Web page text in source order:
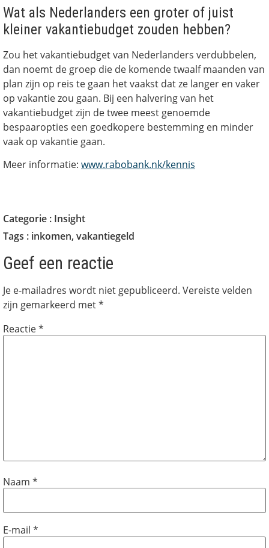
Wat als Nederlanders een groter of juist
kleiner vakantiebudget zouden hebben?
Zou het vakantiebudget van Nederlanders verdubbelen,
dan noemt de groep die de komende twaalf maanden van
plan zijn op reis te gaan het vaakst dat ze langer en vaker
op vakantie zou gaan. Bij een halvering van het
vakantiebudget zijn de twee meest genoemde
bespaaropties een goedkopere bestemming en minder
vaak op vakantie gaan.
Meer informatie: www.rabobank.nk/kennis
Categorie : Insight
Tags : inkomen, vakantiegeld
Geef een reactie
Je e-mailadres wordt niet gepubliceerd. Vereiste velden
zijn gemarkeerd met*
Reactie*
Naam *
E-mail *